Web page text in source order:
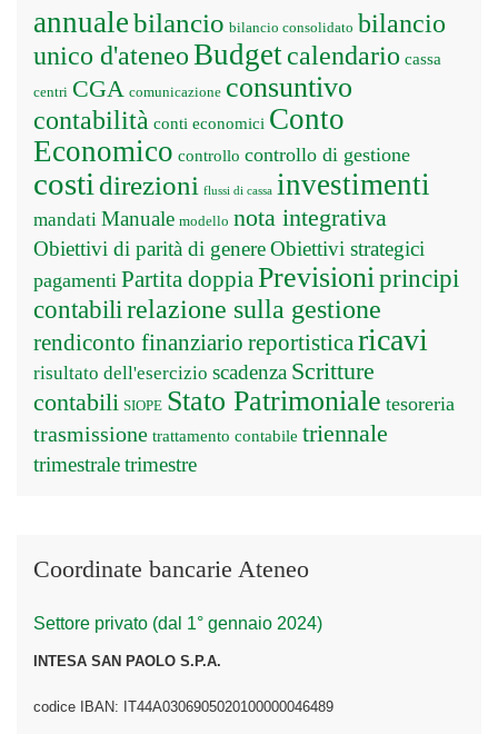
annualebilancio bilancio consolidato bilancio
unico d'ateneoBudgetcalendario cassa
centri CGA comunicazione consuntivo
contabilità conti economici Conto
Economico controllo controllo di gestione
costi direzioni flussi di cassa investimenti
mandati Manuale modello nota integrativa
Obiettivi di parità di genereObiettivi strategici
pagamenti Partita doppiaPrevisioniprincipi
contabilirelazione sulla gestione
rendiconto finanziario reportisticaricavi
risultato dell'esercizio scadenza Scritture
contabili SIOPE Stato Patrimoniale tesoreria
trasmissione trattamento contabile triennale
trimestraletrimestre
Coordinate bancarie Ateneo
Settore privato (dal 1° gennaio 2024)
INTESA SAN PAOLO S.P.A.
codice IBAN: IT44A0306905020100000046489